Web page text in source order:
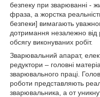
безпеку при зварюванні -
фраза, а жорстка
безпеки] вимагають
дотримання незалежно від
обсягу виконуваних робіт.
Зварювальний апарат,
редуктори – головні
зварювального праці.
роботи представляють
зварювальника, а от